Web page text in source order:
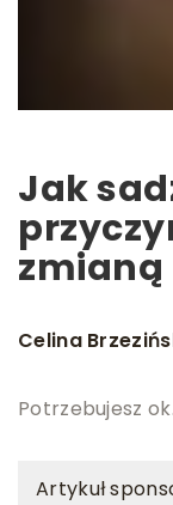
Jak
Celina
Potrzebujesz
Artykuł